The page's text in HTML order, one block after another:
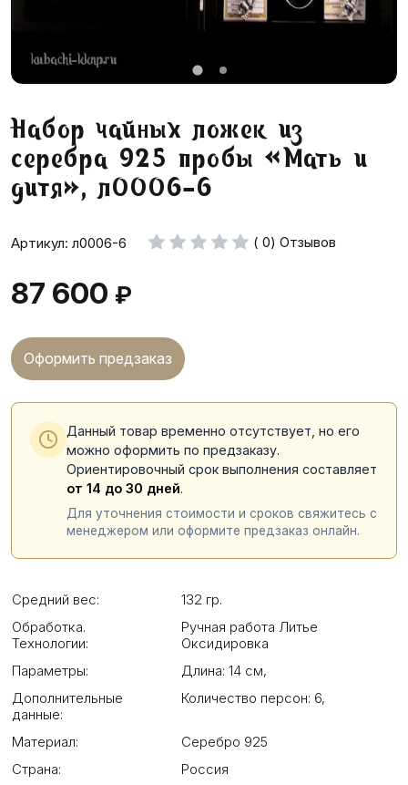
Набор чайных ложек из
серебра 925 пробы «Мать и
дитя», л0006-6
Артикул: л0006-6 ( 0) Отзывов
87 600 ₽
Оформить предзаказ
Данный товар временно отсутствует, но его
можно оформить по предзаказу.
Ориентировочный срок выполнения составляет
от 14 до 30 дней.
Для уточнения стоимости и сроков свяжитесь с
менеджером или оформите предзаказ онлайн.
Средний вес:
132 гр.
Обработка.
Технологии:
Ручная работа Литье
Оксидировка
Параметры:
Длина: 14 см,
Дополнительные
данные:
Количество персон: 6,
Материал:
Серебро 925
Страна:
Россия